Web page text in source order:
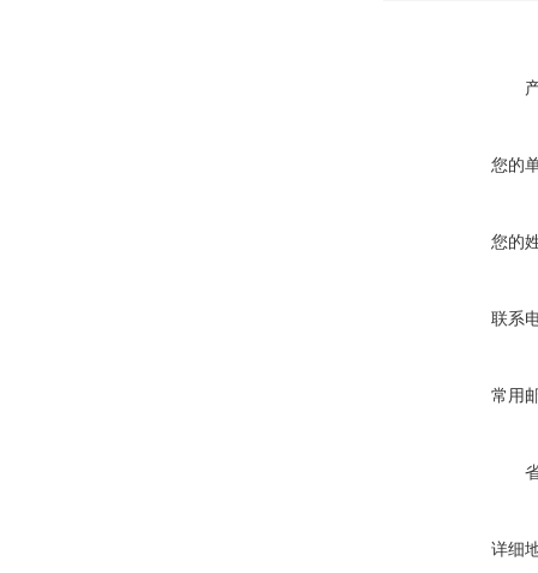
您的
您的
联系
常用
详细